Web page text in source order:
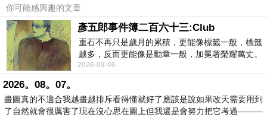
價，
二話不說就立馬下單了，而且ETMALL東森購物網常常都
會提供很多折價券讓她用，
所以她就用更便宜的價格買到了這個她一直想買但又捨不
你可能感興趣的文章
彥五郎事件簿二百六十三:Club
重石不再只是歲月的累積，更能像標籤一般，標籤
越多，反而更能像是勳章一般，加冕著榮耀萬丈。
習慣一如縱容，成了再難輕輕放下的罪證
2026-08-06
2026。08。07。
畫圖真的不適合我越畫越排斥看得懂就好了應該是說如果改天需要用到
了自然就會很厲害了現在沒心思在圖上但我還是會努力把它考過———